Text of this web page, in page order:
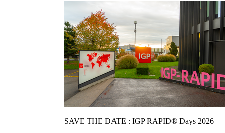
SAVE THE DATE : IGP RAPID® Days 2026